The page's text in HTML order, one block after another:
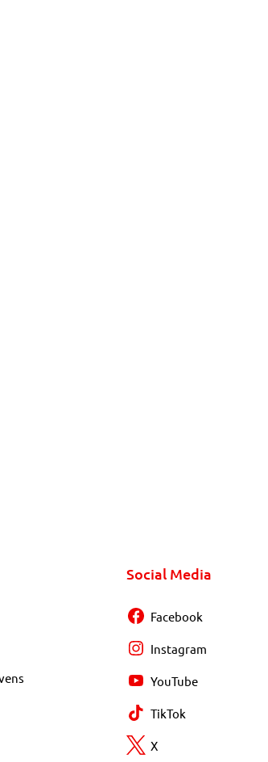
Social Media
Facebook
Instagram
YouTube
TikTok
X